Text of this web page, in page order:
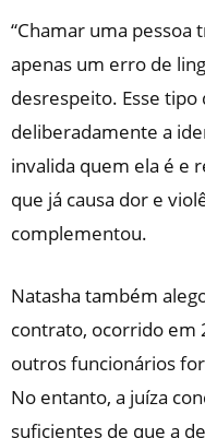
“Chamar uma pessoa
apenas um erro de
desrespeito. Esse
deliberadamente a
invalida quem ela é e
que já causa dor e
complementou.
Natasha também
contrato, ocorrido em
outros funcionários
No entanto, a juíza
suficientes de que a